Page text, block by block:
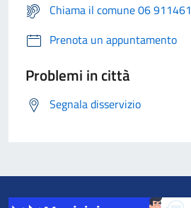
Chiama il comune 06 911461
Prenota un appuntamento
Problemi in città
Segnala disservizio